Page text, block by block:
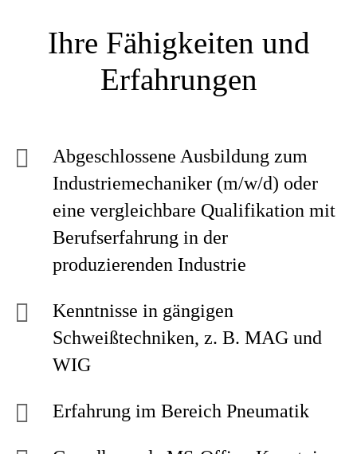
Ihre Fähigkeiten und
Erfahrungen
Abgeschlossene Ausbildung zum
Industriemechaniker (m/w/d) oder
eine vergleichbare Qualifikation mit
Berufserfahrung in der
produzierenden Industrie
Kenntnisse in gängigen
Schweißtechniken, z. B. MAG und
WIG
Erfahrung im Bereich Pneumatik